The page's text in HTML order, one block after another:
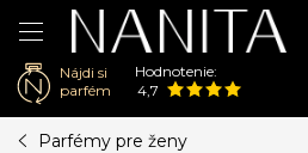
Nájdi si
parfém
Hodnotenie:
4,7
Parfémy pre ženy